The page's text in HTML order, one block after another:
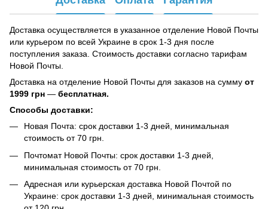
Доставка осуществляется в указанное отделение Новой Почты
или курьером по всей Украине в срок 1-3 дня после
поступления заказа. Стоимость доставки согласно тарифам
Новой Почты.
Доставка на отделение Новой Почты для заказов на сумму от
1999 грн — бесплатная.
Способы доставки:
Новая Почта: срок доставки 1-3 дней, минимальная
стоимость от 70 грн.
Почтомат Новой Почты: срок доставки 1-3 дней,
минимальная стоимость от 70 грн.
Адресная или курьерская доставка Новой Почтой по
Украине: срок доставки 1-3 дней, минимальная стоимость